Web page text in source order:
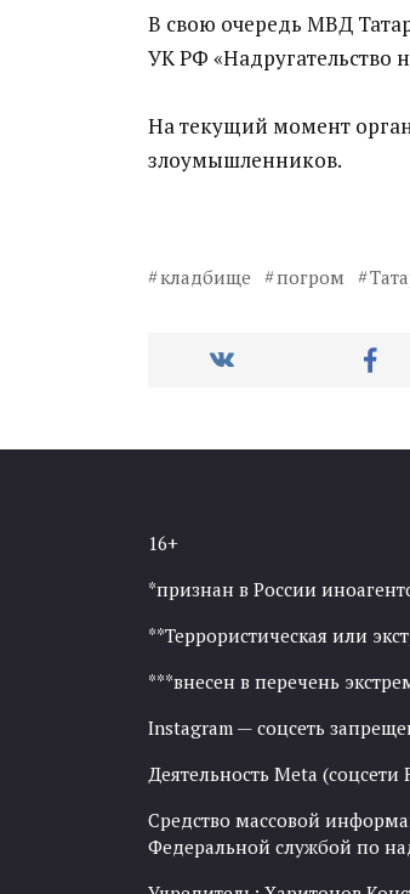
В свою очередь МВД
УК РФ «Надругательство
На текущий момент
злоумышленников.
кладбище погром
16+
*признан в России
**Террористическая или
***внесен в перечень
Instagram — соцсеть
Деятельность Meta (соцсети
Средство массовой
Федеральной службой по